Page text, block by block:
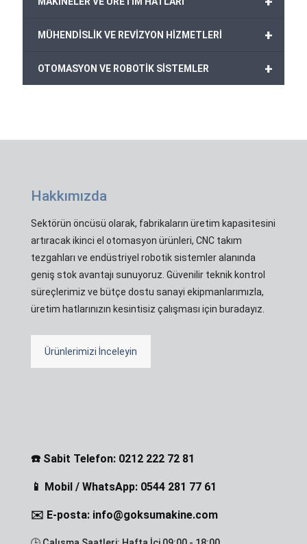
+
MÜHENDİSLİK VE REVİZYON HİZMETLERİ
+
OTOMASYON VE ROBOTİK SİSTEMLER
Hakkımızda
Sektörün öncüsü olarak, fabrikaların üretim kapasitesini
artıracak ikinci el otomasyon ürünleri, CNC takım
tezgahları ve endüstriyel robotik sistemler alanında
geniş stok avantajı sunuyoruz. Güvenilir teknik kontrol
süreçlerimiz ve bütçe dostu sanayi ekipmanlarımızla,
üretim hatlarınızın kesintisiz çalışması için buradayız.
Ürünlerimizi İnceleyin
☎️ Sabit Telefon: 0212 222 72 81
📱 Mobil / WhatsApp: 0544 281 77 61
✉️ E-posta: info@goksumakine.com